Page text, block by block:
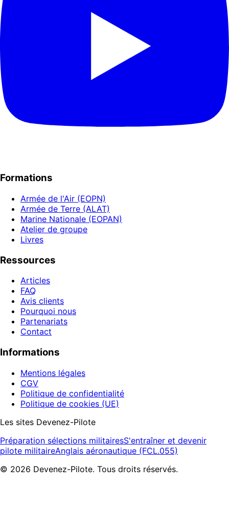
Formations
Armée de l'Air (EOPN)
Armée de Terre (ALAT)
Marine Nationale (EOPAN)
Atelier de groupe
Livres
Ressources
Articles
FAQ
Avis clients
Pourquoi nous
Partenariats
Contact
Informations
Mentions légales
CGV
Politique de confidentialité
Politique de cookies (UE)
Les sites Devenez-Pilote
Préparation sélections militairesS'entraîner et devenir
pilote militaireAnglais aéronautique (FCL.055)
© 2026 Devenez-Pilote. Tous droits réservés.